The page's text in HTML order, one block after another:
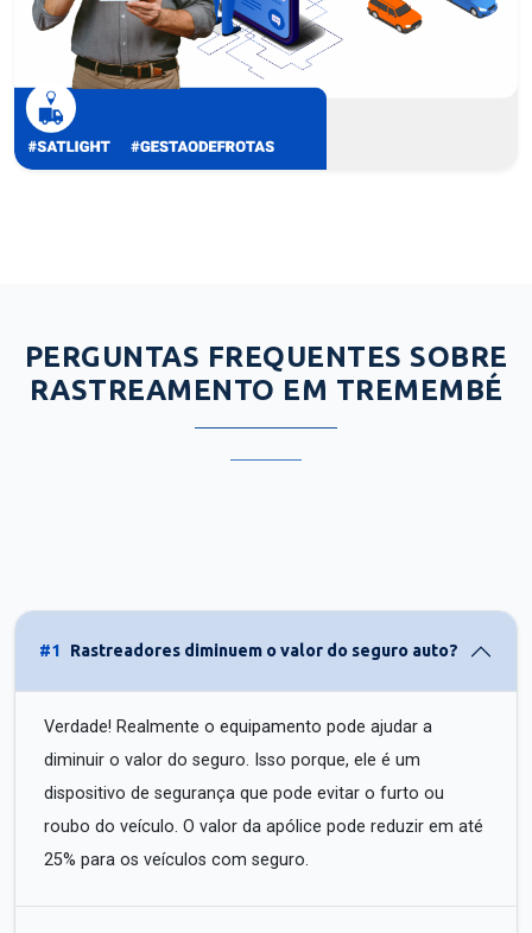
PERGUNTAS FREQUENTES SOBRE
RASTREAMENTO EM TREMEMBÉ
#1 Rastreadores diminuem o valor do seguro auto?
Verdade! Realmente o equipamento pode ajudar a
diminuir o valor do seguro. Isso porque, ele é um
dispositivo de segurança que pode evitar o furto ou
roubo do veículo. O valor da apólice pode reduzir em até
25% para os veículos com seguro.